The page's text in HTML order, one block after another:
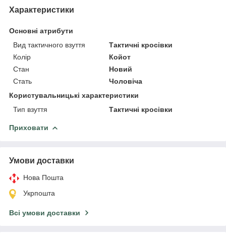
Характеристики
Основні атрибути
Вид тактичного взуття
Тактичні кросівки
Колір
Койот
Стан
Новий
Стать
Чоловіча
Користувальницькі характеристики
Тип взуття
Тактичні кросівки
Приховати
Умови доставки
Нова Пошта
Укрпошта
Всі умови доставки